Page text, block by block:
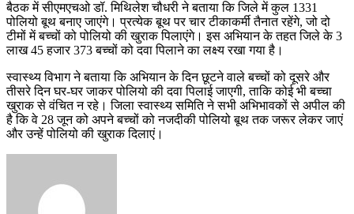
बैठक में सीएमएचओ डॉ. मिथिलेश चौधरी ने बताया कि जिले में कुल 1331
पोलियो बूथ बनाए जाएंगे। प्रत्येक बूथ पर चार टीकाकर्मी तैनात रहेंगे, जो दो
टीमों में बच्चों को पोलियो की खुराक पिलाएंगे। इस अभियान के तहत जिले के 3
लाख 45 हजार 373 बच्चों को दवा पिलाने का लक्ष्य रखा गया है।
स्वास्थ्य विभाग ने बताया कि अभियान के दिन छूटने वाले बच्चों को दूसरे और
तीसरे दिन घर-घर जाकर पोलियो की दवा पिलाई जाएगी, ताकि कोई भी बच्चा
खुराक से वंचित न रहे। जिला स्वास्थ्य समिति ने सभी अभिभावकों से अपील की
है कि वे 28 जून को अपने बच्चों को नजदीकी पोलियो बूथ तक जरूर लेकर जाएं
और उन्हें पोलियो की खुराक दिलाएं।